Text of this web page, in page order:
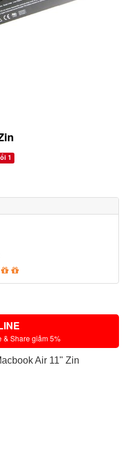
1
& Share giảm 5%
Air 11" Zin